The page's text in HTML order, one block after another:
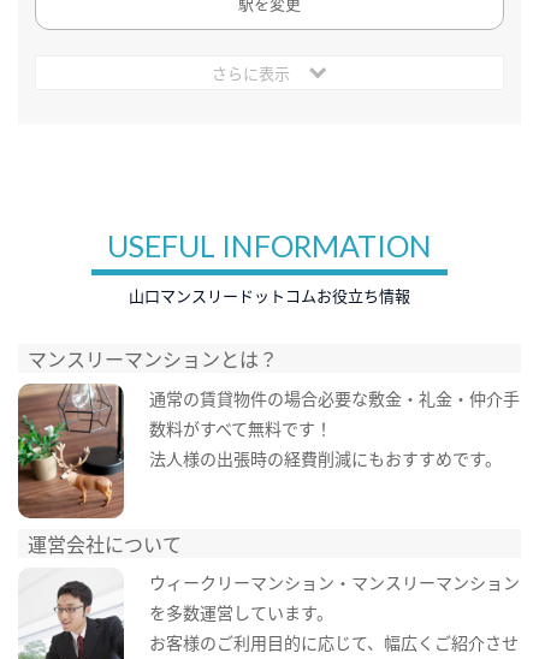
さらに表示
USEFUL INFORMATION
山口マンスリードットコムお役立ち情報
マンスリーマンションとは？
通常の賃貸物件の場合必要な敷金・礼金・仲介手
数料がすべて無料です！
法人様の出張時の経費削減にもおすすめです。
運営会社について
ウィークリーマンション・マンスリーマンション
を多数運営しています。
お客様のご利用目的に応じて、幅広くご紹介させ